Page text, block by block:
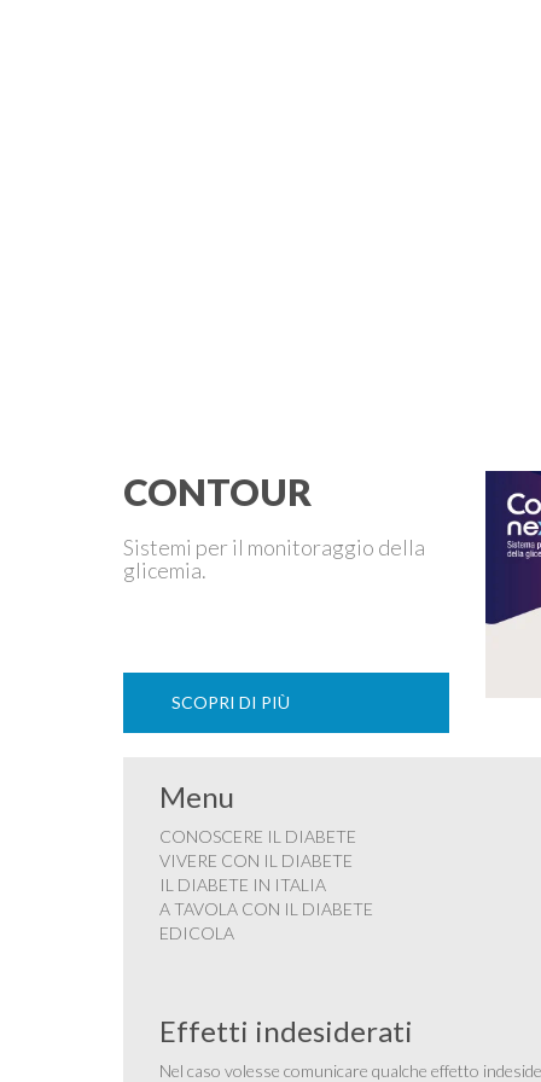
CONTOUR
Sistemi per il monitoraggio della
glicemia.
SCOPRI DI PIÙ
Menu
CONOSCERE IL DIABETE
VIVERE CON IL DIABETE
IL DIABETE IN ITALIA
A TAVOLA CON IL DIABETE
EDICOLA
Effetti indesiderati
Nel caso volesse comunicare qualche effetto